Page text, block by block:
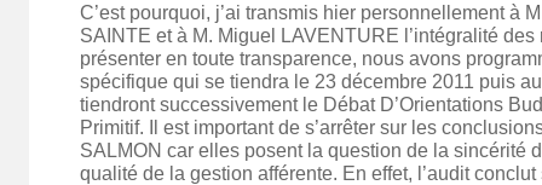
C’est pourquoi, j’ai transmis hier personnellement à
SAINTE et à M. Miguel LAVENTURE l’intégralité des
présenter en toute transparence, nous avons
spécifique qui se tiendra le 23 décembre 2011 puis
tiendront successivement le Débat D’Orientations
Primitif. Il est important de s’arrêter sur les
SALMON car elles posent la question de la sincérité
qualité de la gestion afférente. En effet, l’audit conclut